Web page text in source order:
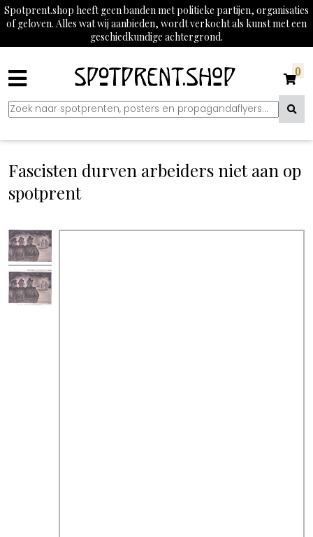
Spotprent.shop heeft geen banden met politieke partijen, organisaties
of geloven. Alles wat wij aanbieden, wordt verkocht als kunst met een
geschiedkundige achtergrond.
0
Fascisten durven arbeiders niet aan op
spotprent